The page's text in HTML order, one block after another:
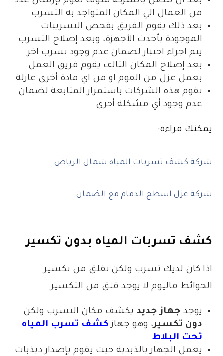
من العمال الي المكان المتواجد به التسرب
بعد ذلك يقوم الفريق بفحص التسريبات
الموجودة بأحدث الأجهزة، وبعد إصلاح التسرب
يتم اجراء اختبار لضمان عدم وجود تسرب اخر
بعد إصلاح المكان التالف يقوم فريق العمل
بعمل عزل من الفوم او من اي مادة أخرى عازلة
تقوم هذه الشركات باستمرار المتابعة لضمان
عدم وجود أي مشكلة أخرى.
يمكنك قراءة:
شركة كشف تسربات المياه شمال الرياض
شركة عزل اسطح الدمام مع الضمان
كشف تسربات المياه بدون تكسير
اذا كان لديك تسرب ولكن تقلق من تكسير
الحوائط فاليوم لا يوجد قلق من التكسير
يوجد جهاز جديد يكشف مكان التسرب ولكن
دون تكسير، وهو جهاز كشف تسرب المياه
تحت البلاط
يعمل الجهاز بالذبذبة حيث يقوم بإصدار ذبذبات